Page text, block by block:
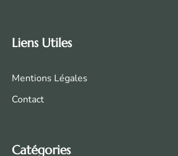
Liens Utiles
Mentions Légales
Contact
Catégories